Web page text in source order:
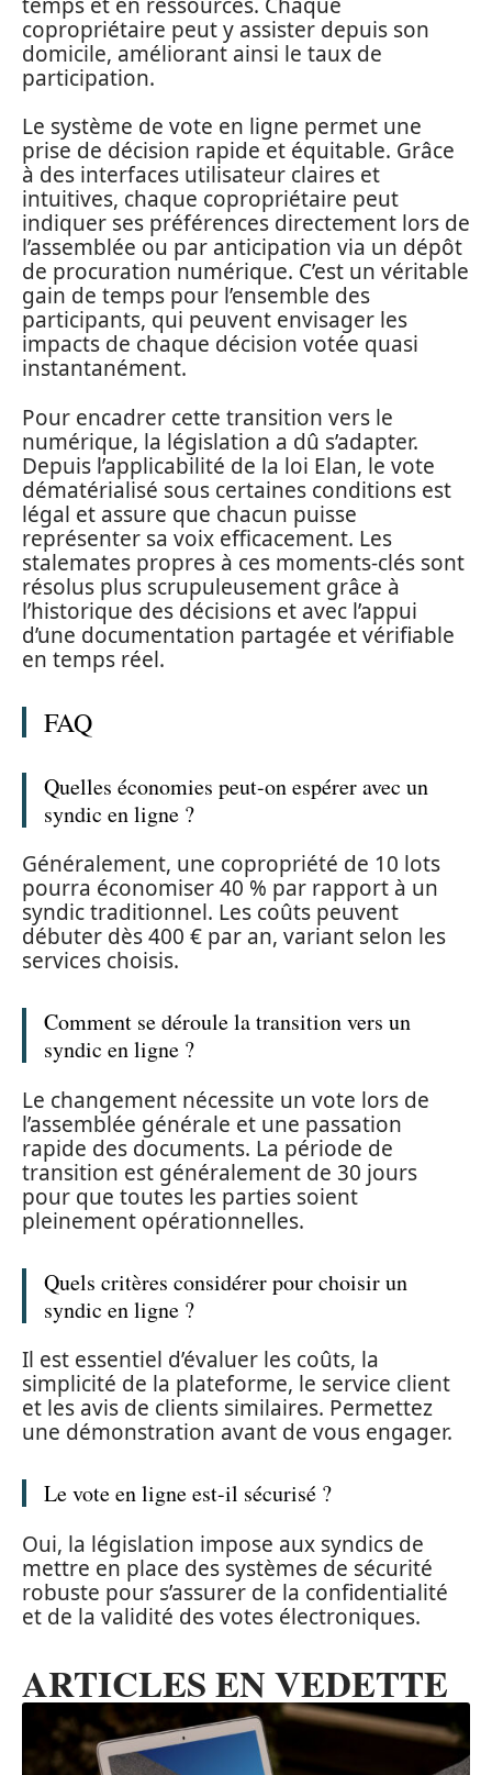
copropriétaire peut y assister depuis son
domicile, améliorant ainsi le taux de
participation.
Le système de vote en ligne permet une
prise de décision rapide et équitable. Grâce
à des interfaces utilisateur claires et
intuitives, chaque copropriétaire peut
indiquer ses préférences directement lors de
l’assemblée ou par anticipation via un dépôt
de procuration numérique. C’est un véritable
gain de temps pour l’ensemble des
participants, qui peuvent envisager les
impacts de chaque décision votée quasi
instantanément.
Pour encadrer cette transition vers le
numérique, la législation a dû s’adapter.
Depuis l’applicabilité de la loi Elan, le vote
dématérialisé sous certaines conditions est
légal et assure que chacun puisse
représenter sa voix efficacement. Les
stalemates propres à ces moments-clés sont
résolus plus scrupuleusement grâce à
l’historique des décisions et avec l’appui
d’une documentation partagée et vérifiable
en temps réel.
FAQ
Quelles économies peut-on espérer avec un
syndic en ligne ?
Généralement, une copropriété de 10 lots
pourra économiser 40 % par rapport à un
syndic traditionnel. Les coûts peuvent
débuter dès 400 € par an, variant selon les
services choisis.
Comment se déroule la transition vers un
syndic en ligne ?
Le changement nécessite un vote lors de
l’assemblée générale et une passation
rapide des documents. La période de
transition est généralement de 30 jours
pour que toutes les parties soient
pleinement opérationnelles.
Quels critères considérer pour choisir un
syndic en ligne ?
Il est essentiel d’évaluer les coûts, la
simplicité de la plateforme, le service client
et les avis de clients similaires. Permettez
une démonstration avant de vous engager.
Le vote en ligne est-il sécurisé ?
Oui, la législation impose aux syndics de
mettre en place des systèmes de sécurité
robuste pour s’assurer de la confidentialité
et de la validité des votes électroniques.
ARTICLES EN VEDETTE